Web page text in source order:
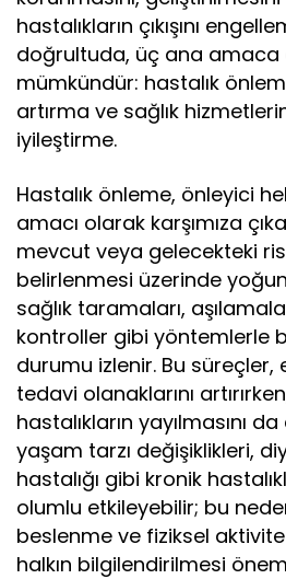
hastalıkların çıkışını
doğrultuda, üç ana amaca
mümkündür: hastalık
artırma ve sağlık
iyileştirme.
Hastalık önleme, önleyici
amacı olarak karşımıza
mevcut veya gelecekteki
belirlenmesi üzerinde
sağlık taramaları,
kontroller gibi yöntemlerle
durumu izlenir. Bu süreçler,
tedavi olanaklarını
hastalıkların yayılmasını
yaşam tarzı değişiklikleri,
hastalığı gibi kronik
olumlu etkileyebilir; bu
beslenme ve fiziksel
halkın bilgilendirilmesi